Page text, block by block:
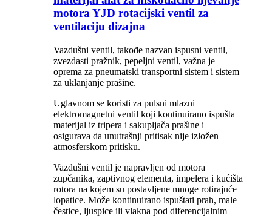
motora YJD rotacijski ventil za
ventilaciju dizajna
Vazdušni ventil, takođe nazvan ispusni ventil,
zvezdasti pražnik, pepeljni ventil, važna je
oprema za pneumatski transportni sistem i sistem
za uklanjanje prašine.
Uglavnom se koristi za pulsni mlazni
elektromagnetni ventil koji kontinuirano ispušta
materijal iz tripera i sakupljača prašine i
osigurava da unutrašnji pritisak nije izložen
atmosferskom pritisku.
Vazdušni ventil je napravljen od motora
zupčanika, zaptivnog elementa, impelera i kućišta
rotora na kojem su postavljene mnoge rotirajuće
lopatice. Može kontinuirano ispuštati prah, male
čestice, ljuspice ili vlakna pod diferencijalnim